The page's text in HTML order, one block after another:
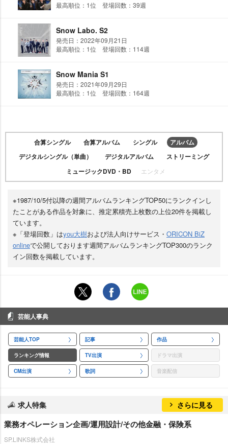
最高順位：1位 登場回数：39週
Snow Labo. S2
発売日：2022年09月21日
最高順位：1位 登場回数：114週
Snow Mania S1
発売日：2021年09月29日
最高順位：1位 登場回数：164週
合算シングル 合算アルバム シングル
アルバム
デジタルシングル（単曲）
デジタルアルバム
ストリーミング
ミュージックDVD・BD
エンタメ
※1987/10/5付以降の週間アルバムランキングTOP50にランクインし
たことがある作品を対象に、推定累積売上枚数の上位20件を掲載し
ています。
※「登場回数」はyou大樹および法人向けサービス・ ORICON BiZ
onlineで公開しております週間アルバムランキングTOP300のランク
イン回数を掲載しています。
芸能人事典
芸能人TOP 記事 作品
ランキング情報 TV出演 ドラマ出演
CM出演 歌詞 音楽配信
求人特集 さらに見る
業務オペレーション企画/運用設計/その他金融・保険系
SP.LINKS株式会社